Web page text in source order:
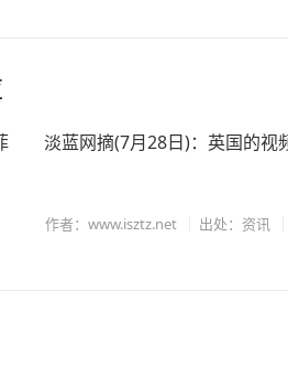
淡蓝网摘(7月28日)：英国的视
作者：www.isztz.net 出处：资讯